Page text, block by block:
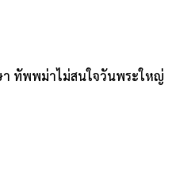
า ทัพพม่าไม่สนใจวันพระใหญ่